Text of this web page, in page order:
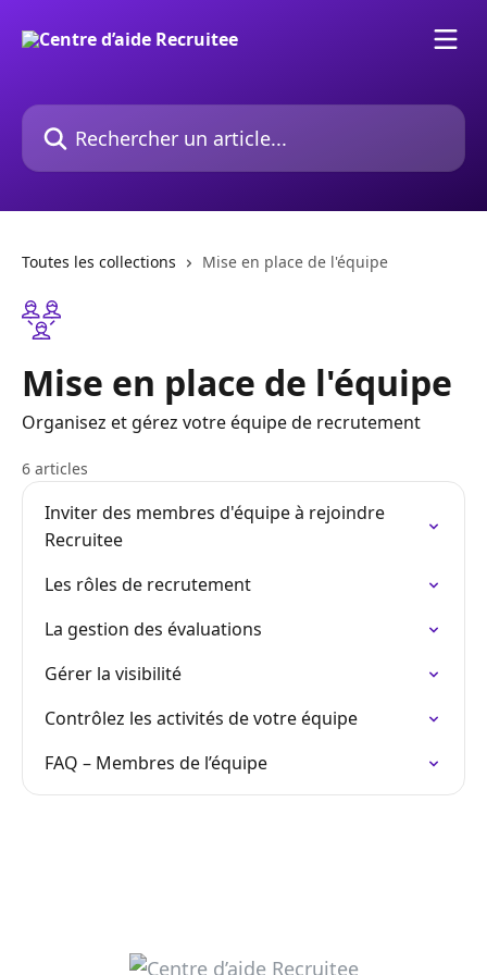
Rechercher un article...
Toutes les collections Mise en place de l'équipe
Mise en place de l'équipe
Organisez et gérez votre équipe de recrutement
6 articles
Inviter des membres d'équipe à rejoindre
Recruitee
Les rôles de recrutement
La gestion des évaluations
Gérer la visibilité
Contrôlez les activités de votre équipe
FAQ – Membres de l’équipe